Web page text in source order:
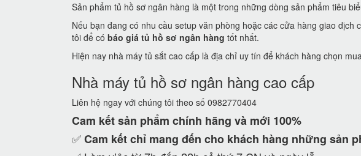
Sản phẩm tủ hồ sơ ngân hàng là một trong những dòng sản phẩm tiêu
Nếu bạn đang có nhu cầu setup văn phòng hoặc các cửa hàng giao
tôi để có báo giá tủ hồ sơ ngân hàng tốt nhất.
Hiện nay nhà máy tủ sắt cao cấp là địa chỉ uy tín để khách hàng chọn
Nhà máy tủ hồ sơ ngân hàng cao cấp
Liên hệ ngay với chúng tôi theo số 0982770404
Cam kếtsản phẩm chính hãng và mới 100%
✅Cam kếtchỉ mang đến cho khách hàng những sản